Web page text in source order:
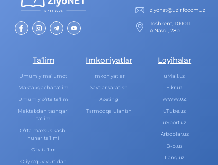
ziyonet@uzinfocom.uz
Toshkent, 100011
A.Navoi, 28b
Ta‘lim
Umumiy ma‘lumot
Maktabgacha ta‘lim
Umumiy o‘rta ta‘lim
Maktabdan tashqari
ta‘lim
O‘rta maxsus kasb-
hunar ta‘limi
Oliy ta‘lim
Oliy o‘quv yurtidan
Imkoniyatlar
Imkoniyatlar
Saytlar yaratish
Xosting
Tarmoqqa ulanish
Loyihalar
uMail.uz
Fikr.uz
WWW.UZ
uTube.uz
uSport.uz
Arboblar.uz
B-b.uz
Lang.uz